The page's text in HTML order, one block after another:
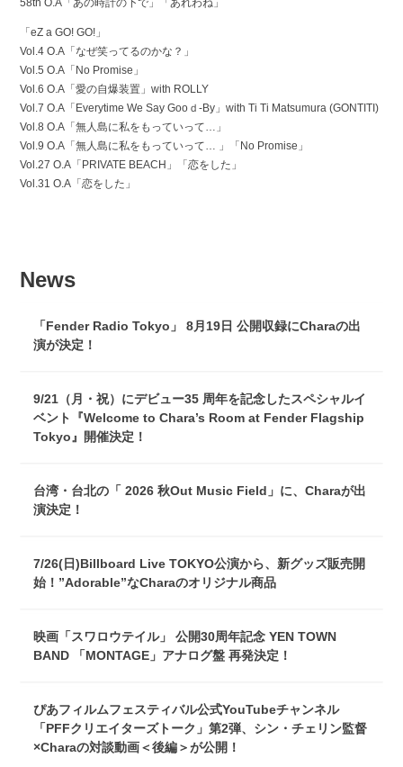
58th O.A「あの時計の下で」「あれわね」
「eZ a GO! GO!」
Vol.4 O.A「なぜ笑ってるのかな？」
Vol.5 O.A「No Promise」
Vol.6 O.A「愛の自爆装置」with ROLLY
Vol.7 O.A「Everytime We Say Gooｄ-By」with Ti Ti Matsumura (GONTITI)
Vol.8 O.A「無人島に私をもっていって…」
Vol.9 O.A「無人島に私をもっていって… 」「No Promise」
Vol.27 O.A「PRIVATE BEACH」「恋をした」
Vol.31 O.A「恋をした」
News
「Fender Radio Tokyo」 8月19日 公開収録にCharaの出
演が決定！
9/21（月・祝）にデビュー35 周年を記念したスペシャルイ
ベント『Welcome to Chara’s Room at Fender Flagship
Tokyo』開催決定！
台湾・台北の「 2026 秋Out Music Field」に、Charaが出
演決定！
7/26(日)Billboard Live TOKYO公演から、新グッズ販売開
始！”Adorable”なCharaのオリジナル商品
映画「スワロウテイル」 公開30周年記念 YEN TOWN
BAND 「MONTAGE」アナログ盤 再発決定！
ぴあフィルムフェスティバル公式YouTubeチャンネル
「PFFクリエイターズトーク」第2弾、シン・チェリン監督
×Charaの対談動画＜後編＞が公開！